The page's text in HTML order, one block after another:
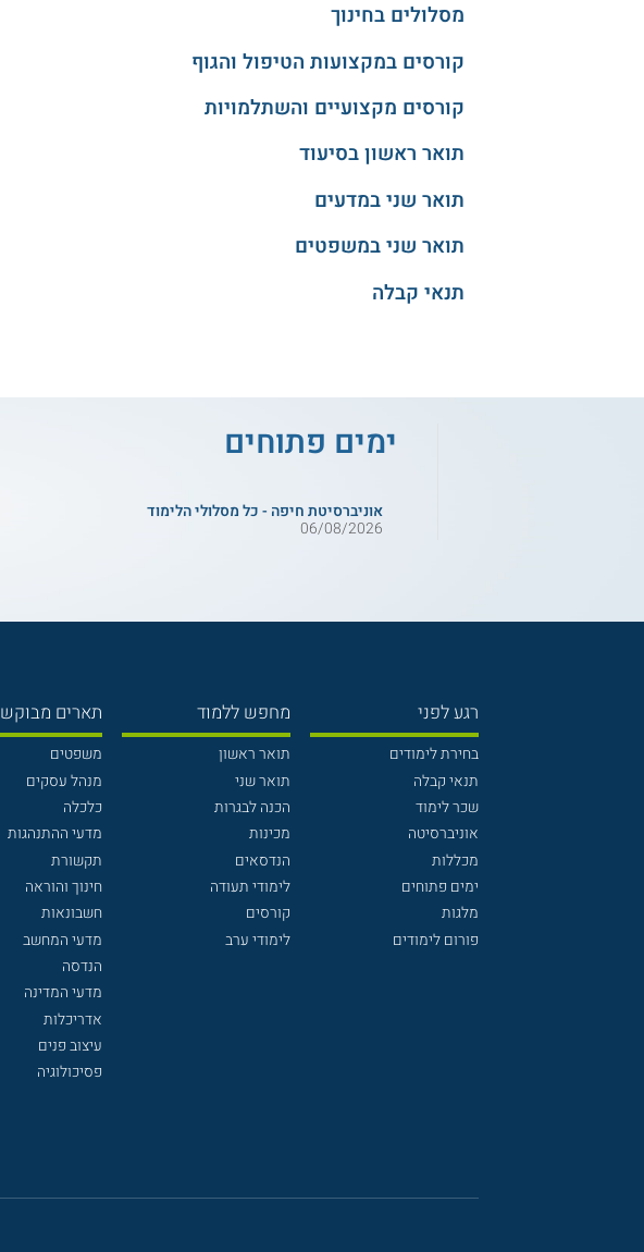
מסלולים בחינוך
קורסים במקצועות הטיפול והגוף
קורסים מקצועיים והשתלמויות
תואר ראשון בסיעוד
תואר שני במדעים
תואר שני במשפטים
תנאי קבלה
ימים פתוחים
אוניברסיטת חיפה - כל מסלולי הלימוד
06/08/2026
רגע לפני
בחירת לימודים
תנאי קבלה
שכר לימוד
אוניברסיטה
מכללות
ימים פתוחים
מלגות
פורום לימודים
מחפש ללמוד
תואר ראשון
תואר שני
הכנה לבגרות
מכינות
הנדסאים
לימודי תעודה
קורסים
לימודי ערב
תארים
משפטים
מנהל עסקים
כלכלה
מדעי ההתנהגות
תקשורת
חינוך והוראה
חשבונאות
מדעי המחשב
הנדסה
מדעי המדינה
אדריכלות
עיצוב פנים
פסיכולוגיה